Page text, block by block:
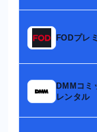
FODプレ
DMMコミ
レンタル